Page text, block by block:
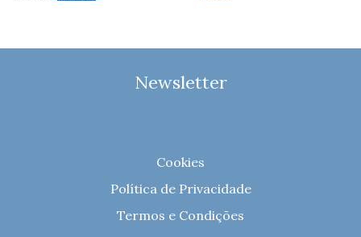
Newsletter
Cookies
Política de Privacidade
Termos e Condições